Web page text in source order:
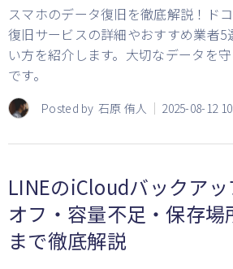
スマホのデータ復旧を徹底解説！ド
復旧サービスの詳細やおすすめ業者5
い方を紹介します。大切なデータを
です。
Posted by 石原 侑人 2025-08-12
LINEのiCloudバックアッ
オフ・容量不足・保存場
まで徹底解説